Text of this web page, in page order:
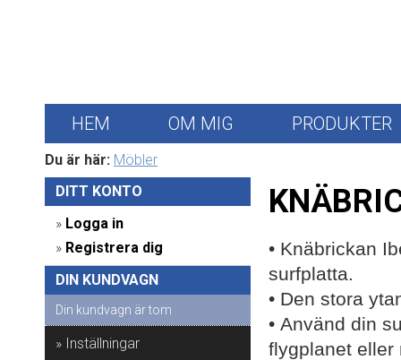
HEM OM MIG PRODUKTER
Du är här: Möbler
DITT KONTO
» Logga in
» Registrera dig
DIN KUNDVAGN
Din kundvagn är tom
» Inställningar
• Knäbrickan
surfplatta.
• Den stora
• Använd din
flygplanet eller